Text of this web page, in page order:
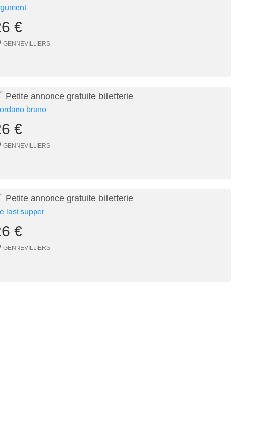
€
GENNEVILLIERS
Petite annonce gratuite billetterie
bruno
€
GENNEVILLIERS
Petite annonce gratuite billetterie
last supper
€
GENNEVILLIERS